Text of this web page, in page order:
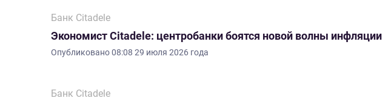
Банк Citadele
Экономист Citadele: центробанки боятся новой волны инфляции
Опубликовано08:08 29 июля 2026 года
Банк Citadele